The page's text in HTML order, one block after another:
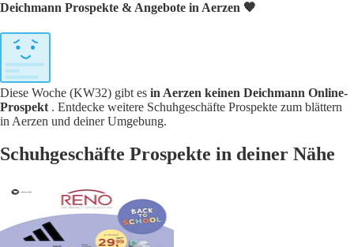
Deichmann Prospekte & Angebote in Aerzen 🧡
Diese Woche (KW32) gibt es in Aerzen keinen Deichmann Online-
Prospekt . Entdecke weitere Schuhgeschäfte Prospekte zum blättern
in Aerzen und deiner Umgebung.
Schuhgeschäfte Prospekte in deiner Nähe